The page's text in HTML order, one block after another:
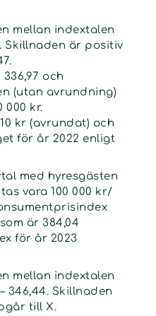
mellan indextalen
Skillnaden är positiv
och
(utan avrundning)
000 kr.
kr (avrundat) och
för år 2022 enligt
med hyresgästen
vara 100 000 kr/
är 384,04
för år 2023
mellan indextalen
346,44. Skillnaden
till X.